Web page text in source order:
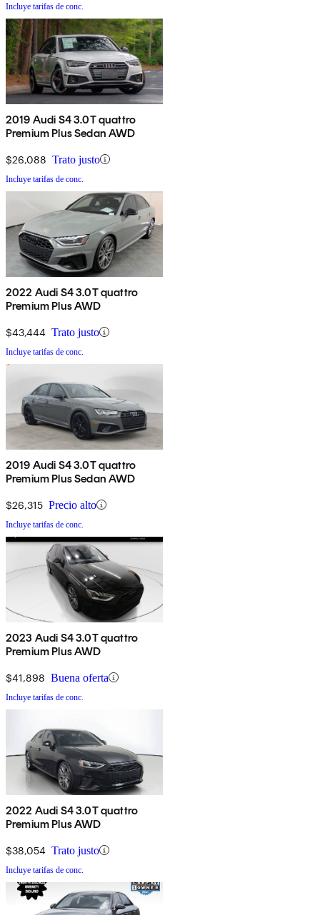
Incluye tarifas de conc.
2019 Audi S4 3.0T quattro
Premium Plus Sedan AWD
$26,088 Trato justo
Incluye tarifas de conc.
2022 Audi S4 3.0T quattro
Premium Plus AWD
$43,444 Trato justo
Incluye tarifas de conc.
2019 Audi S4 3.0T quattro
Premium Plus Sedan AWD
$26,315 Precio alto
Incluye tarifas de conc.
2023 Audi S4 3.0T quattro
Premium Plus AWD
$41,898 Buena oferta
Incluye tarifas de conc.
2022 Audi S4 3.0T quattro
Premium Plus AWD
$38,054 Trato justo
Incluye tarifas de conc.